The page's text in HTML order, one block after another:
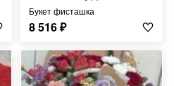
Букет фисташка
8 516₽